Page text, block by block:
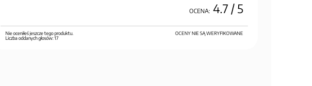
OCENA: 4.7/ 5
OCENY NIE SĄ WERYFIKOWANE
Nie oceniłeś jeszcze tego produktu.
Liczba oddanych głosów:17